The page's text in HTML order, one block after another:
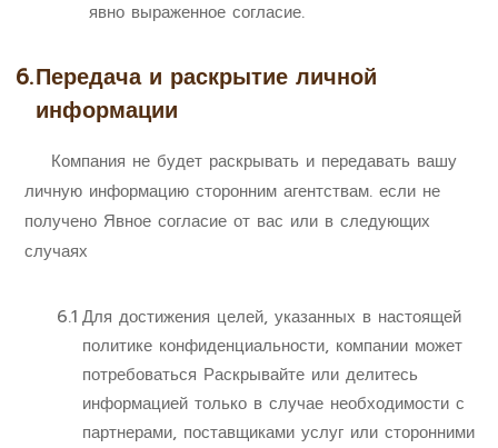
явно выраженное согласие.
6.Передача и раскрытие личной
информации
Компания не будет раскрывать и передавать вашу
личную информацию сторонним агентствам. если не
получено Явное согласие от вас или в следующих
случаях
6.1 Для достижения целей, указанных в настоящей
политике конфиденциальности, компании может
потребоваться Раскрывайте или делитесь
информацией только в случае необходимости с
партнерами, поставщиками услуг или сторонними